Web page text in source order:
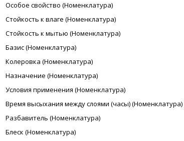
Особое свойство (Номенклатура)
Стойкость к влаге (Номенклатура)
Стойкость к мытью (Номенклатура)
Базис (Номенклатура)
Колеровка (Номенклатура)
Назначение (Номенклатура)
Условия применения (Номенклатура)
Время высыхания между слоями (часы) (Номенклатура)
Разбавитель (Номенклатура)
Блеск (Номенклатура)